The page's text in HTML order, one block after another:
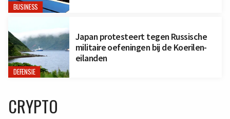
BUSINESS
DEFENSIE
Japan protesteert tegen Russische
militaire oefeningen bij de Koerilen-
eilanden
CRYPTO